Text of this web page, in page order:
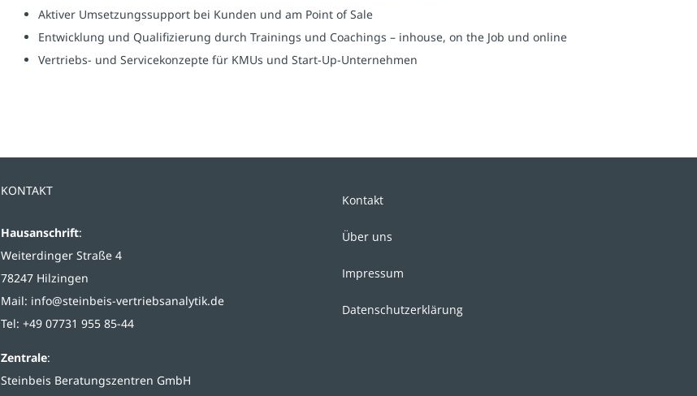
Aktiver Umsetzungssupport bei Kunden und am Point of Sale
Entwicklung und Qualifizierung durch Trainings und Coachings – inhouse, on the Job und online
Vertriebs- und Servicekonzepte für KMUs und Start-Up-Unternehmen
KONTAKT
Hausanschrift:
Weiterdinger Straße 4
78247 Hilzingen
Mail: info@steinbeis-vertriebsanalytik.de
Tel: +49 07731 955 85-44
Zentrale:
Steinbeis Beratungszentren GmbH
Kontakt
Über uns
Impressum
Datenschutzerklärung